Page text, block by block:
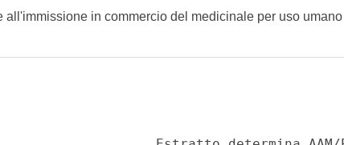
all'immissione in commercio del medicinale per uso